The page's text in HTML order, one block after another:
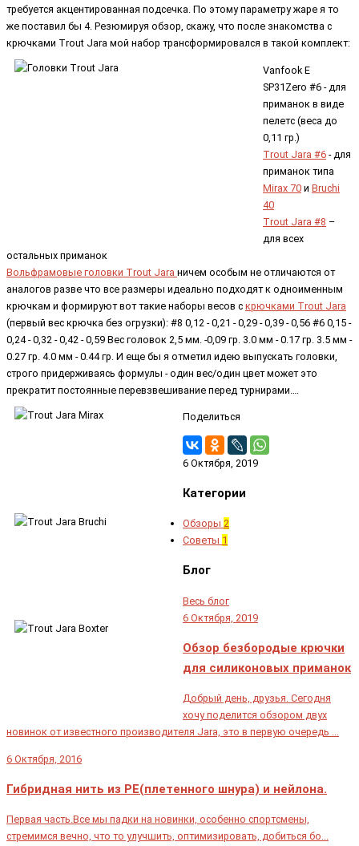
требуется акцентированная подсечка. По этому параметру жаре я то
же поставил бы 4. Резюмируя обзор, скажу, что после знакомства с
крючками Trout Jara мой набор трансформировался в такой комплект:
Vanfook E
SP31Zero #6 - для
приманок в виде
пелетс (веса до
0,11 гр.)
Trout Jara #6 - для
приманок типа
Mirax 70 и Bruchi
40
Trout Jara #8 –
для всех
остальных приманок
Вольфрамовые головки Trout Jara ничем особым не отличаются от
аналогов разве что все размеры идеально подходят к одноименным
крючкам и формируют вот такие наборы весов с крючками Trout Jara
(первый вес крючка без огрузки): #8 0,12 - 0,21 - 0,29 - 0,39 - 0,56 #6 0,15 -
0,24 - 0,32 - 0,42 - 0,59 Вес головок 2,5 мм. -0,09 гр. 3.0 мм - 0.17 гр. 3.5 мм -
0.27 гр. 4.0 мм - 0.44 гр. И еще бы я отметил идею выпускать головки,
строго придерживаясь формулы - один вес/один цвет может это
прекратит постоянные перевзвешивание перед турнирами….
Поделиться
6 Октября, 2019
Категории
Обзоры 2
Советы 1
Блог
Весь блог
6 Октября, 2019
Обзор безбородые крючки
для силиконовых приманок
Добрый день, друзья. Сегодня
хочу поделится обзором двух
новинок от известного производителя Jara, это в первую очередь ...
6 Октября, 2016
Гибридная нить из PE(плетенного шнура) и нейлона.
Первая часть.Все мы падки на новинки, особенно спортсмены,
стремимся вечно, что то улучшить, оптимизировать, добиться бо...